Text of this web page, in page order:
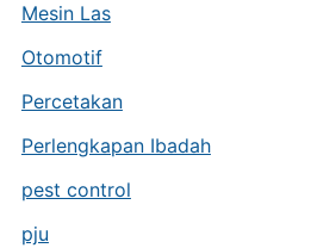
Mesin Las
Otomotif
Percetakan
Perlengkapan Ibadah
pest control
pju